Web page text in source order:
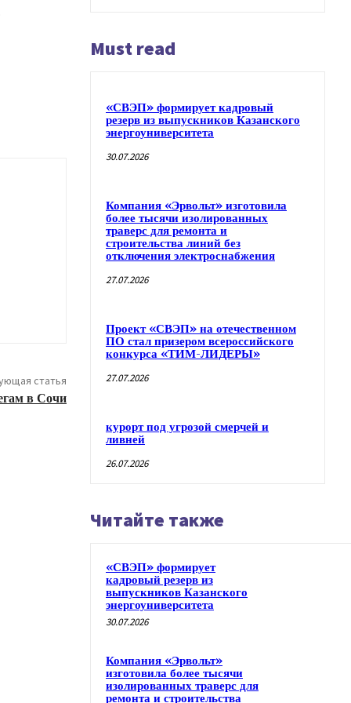
статья
в Сочи
Must read
«СВЭП» формирует кадровый
резерв из выпускников Казанского
энергоуниверситета
30.07.2026
Компания «Эрвольт» изготовила
более тысячи изолированных
траверс для ремонта и
строительства линий без
отключения электроснабжения
27.07.2026
Проект «СВЭП» на отечественном
ПО стал призером всероссийского
конкурса «ТИМ-ЛИДЕРЫ»
27.07.2026
курорт под угрозой смерчей и
ливней
26.07.2026
Читайте также
«СВЭП» формирует
кадровый резерв из
выпускников Казанского
энергоуниверситета
30.07.2026
Компания «Эрвольт»
изготовила более тысячи
изолированных траверс для
ремонта и строительства